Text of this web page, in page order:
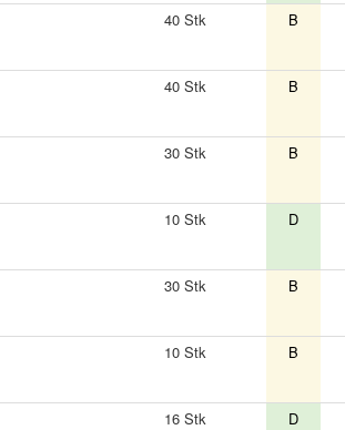
40 Stk B
40 Stk B
30 Stk B
10 Stk D
30 Stk B
10 Stk B
16 Stk D